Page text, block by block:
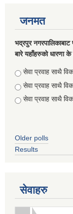
जनमत
भद्रपुर नगरपालिकाबाट
बारे यहाँहरुको धारणा
Choices
सेवा प्रवाह साथै
सेवा प्रवाह साथै
सेवा प्रवाह साथै
Older polls
Results
सेवाहरु